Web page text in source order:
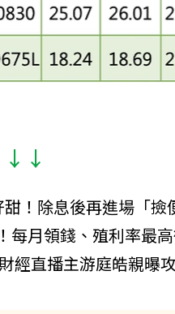
！除息後再進場「撿
每月領錢、殖利率最
經直播主游庭皓親曝